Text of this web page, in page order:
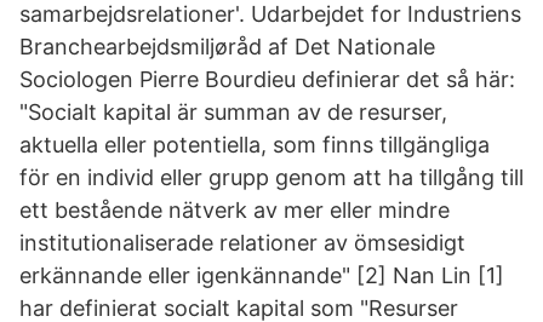
samarbejdsrelationer'. Udarbejdet for Industriens
Branchearbejdsmiljøråd af Det Nationale
Sociologen Pierre Bourdieu definierar det så här:
"Socialt kapital är summan av de resurser,
aktuella eller potentiella, som finns tillgängliga
för en individ eller grupp genom att ha tillgång till
ett bestående nätverk av mer eller mindre
institutionaliserade relationer av ömsesidigt
erkännande eller igenkännande" [2] Nan Lin [1]
har definierat socialt kapital som "Resurser